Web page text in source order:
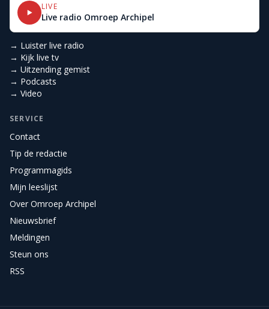
LIVE
Live radio Omroep Archipel
→ Luister live radio
→ Kijk live tv
→ Uitzending gemist
→ Podcasts
→ Video
SERVICE
Contact
Tip de redactie
Programmagids
Mijn leeslijst
Over Omroep Archipel
Nieuwsbrief
Meldingen
Steun ons
RSS